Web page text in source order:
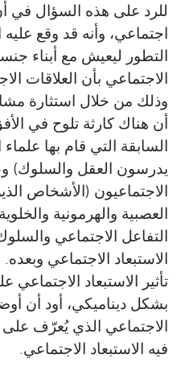
للرد على هذه السؤال في
اجتماعي، وأنه قد وقع عليه
التطور ليعيش مع أبناء
الاجتماعي بأن العلاقات
وذلك من خلال استثارة
أن هناك كارثة تلوح في
السابقة التي قام بها
يدرسون العقل والسلوك)
الاجتماعيون (الأشخاص
العصبية والهرمونية
التفاعل الاجتماعي
الاستبعاد الاجتماعي
تأثير الاستبعاد
بشكل ديناميكي، أود أن
الاجتماعي الذي يُعرّف
فيه الاستبعاد الاجتماعي.